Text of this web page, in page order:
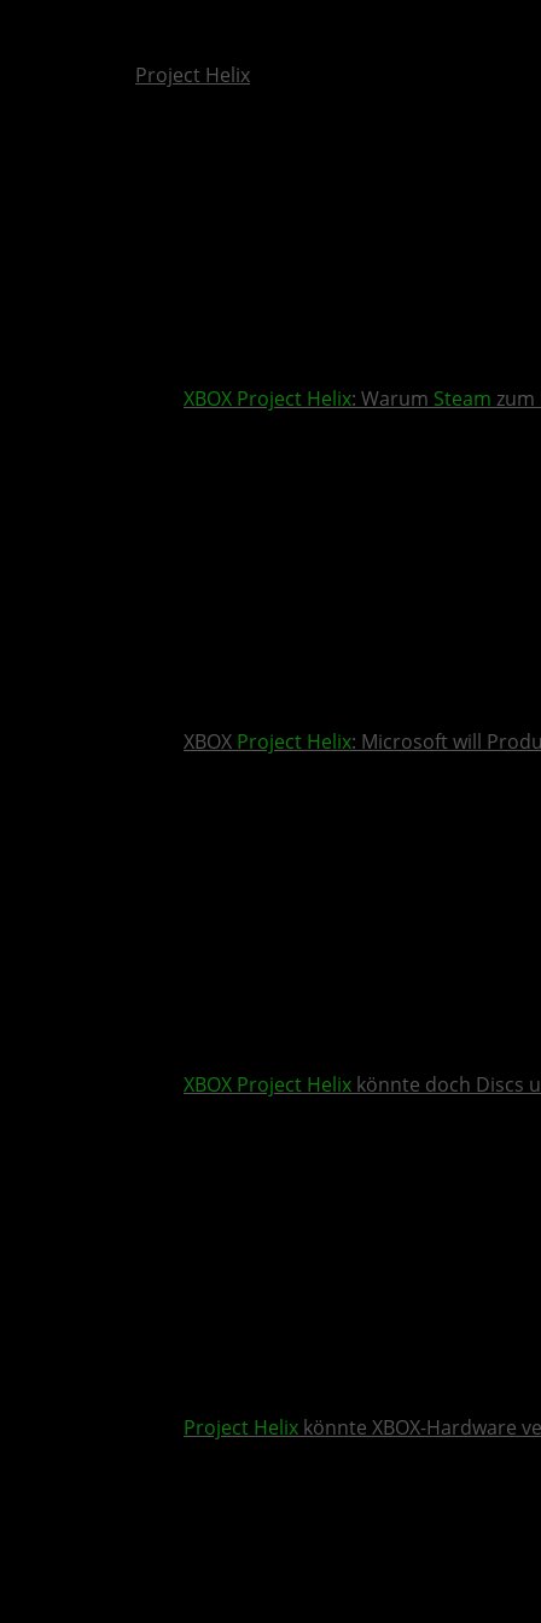
Project Helix
XBOX Project Helix: Warum Steam zum
XBOX Project Helix: Microsoft will
XBOX Project Helix könnte doch Discs
Project Helix könnte XBOX-Hardware